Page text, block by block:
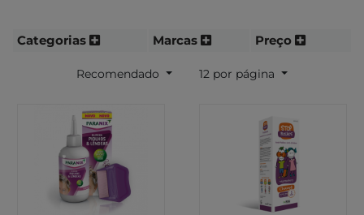
Categorias Marcas Preço
Recomendado 12 por página